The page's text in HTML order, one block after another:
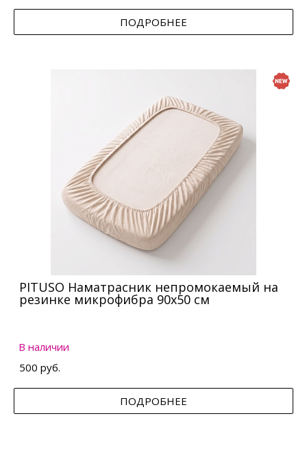
ПОДРОБНЕЕ
PITUSO Наматрасник непромокаемый на
резинке микрофибра 90х50 см
В наличии
500 руб.
ПОДРОБНЕЕ